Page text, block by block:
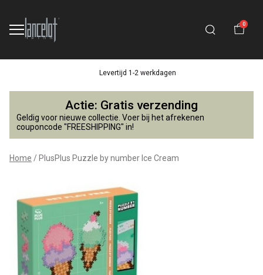
0
Levertijd 1-2 werkdagen
PlusPlus
Puzzle
by
number
Ice
Cream
Actie: Gratis verzending
Geldig voor nieuwe collectie. Voer bij het afrekenen
couponcode "FREESHIPPING" in!
Home PlusPlus Puzzle by number Ice Cream